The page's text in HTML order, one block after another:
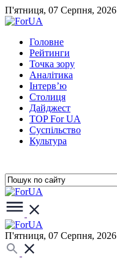
П'ятниця, 07 Серпня, 2026
Головне
Рейтинги
Точка зору
Аналітика
Інтерв’ю
Столиця
Дайджест
TOP For UA
Суспiльство
Культура
П'ятниця, 07 Серпня, 2026